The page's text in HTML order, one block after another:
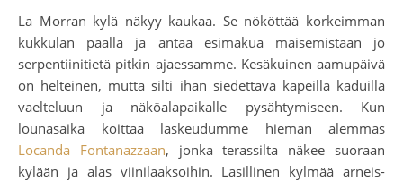
La Morran kylä näkyy kaukaa. Se nököttää korkeimman
kukkulan päällä ja antaa esimakua maisemistaan jo
serpentiinitietä pitkin ajaessamme. Kesäkuinen aamupäivä
on helteinen, mutta silti ihan siedettävä kapeilla kaduilla
vaelteluun ja näköalapaikalle pysähtymiseen. Kun
lounasaika koittaa laskeudumme hieman alemmas
Locanda Fontanazzaan, jonka terassilta näkee suoraan
kylään ja alas viinilaaksoihin. Lasillinen kylmää arneis-